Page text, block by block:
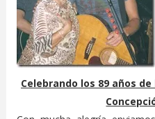
Celebrando los 89 años